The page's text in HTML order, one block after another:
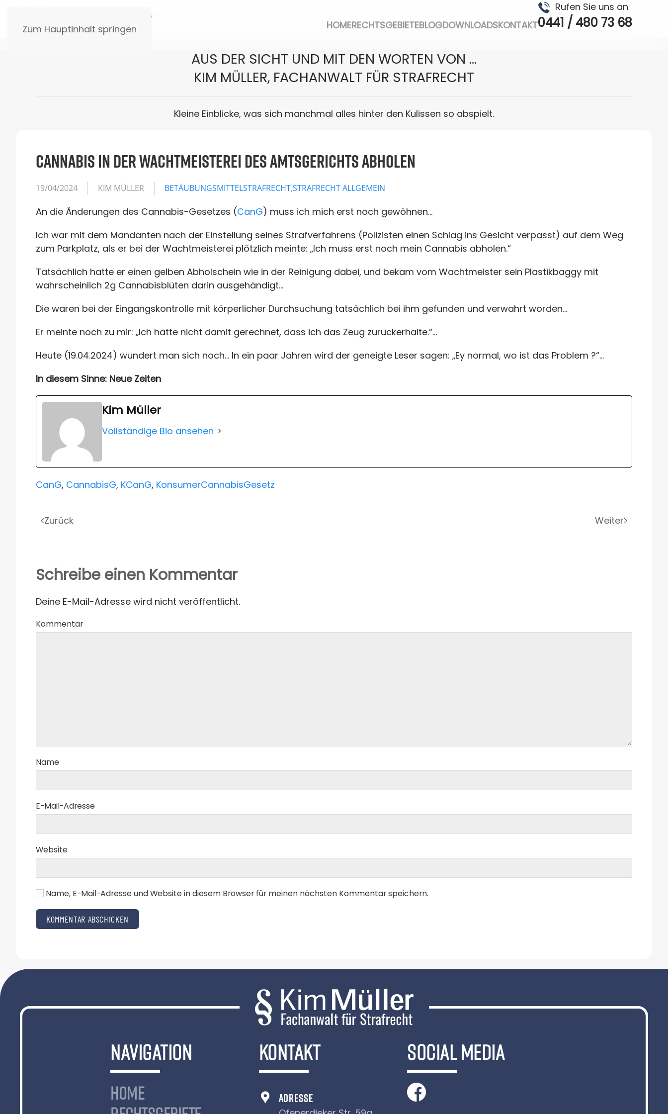
Zum Hauptinhalt springen HOMERECHTSGEBIETEBLOGDOWNLOADSKONTAKT
Rufen Sie uns an
0441 / 480 73 68
AUS DER SICHT UND MIT DEN WORTEN VON ...
KIM MÜLLER, FACHANWALT FÜR STRAFRECHT
Kleine Einblicke, was sich manchmal alles hinter den Kulissen so abspielt.
CANNABIS IN DER WACHTMEISTEREI DES AMTSGERICHTS ABHOLEN
19/04/2024 KIM MÜLLER BETÄUBUNGSMITTELSTRAFRECHT,STRAFRECHT ALLGEMEIN
An die Änderungen des Cannabis-Gesetzes (CanG) muss ich mich erst noch gewöhnen…
Ich war mit dem Mandanten nach der Einstellung seines Strafverfahrens (Polizisten einen Schlag ins Gesicht verpasst) auf dem Weg
zum Parkplatz, als er bei der Wachtmeisterei plötzlich meinte: „Ich muss erst noch mein Cannabis abholen.“
Tatsächlich hatte er einen gelben Abholschein wie in der Reinigung dabei, und bekam vom Wachtmeister sein Plastikbaggy mit
wahrscheinlich 2g Cannabisblüten darin ausgehändigt…
Die waren bei der Eingangskontrolle mit körperlicher Durchsuchung tatsächlich bei ihm gefunden und verwahrt worden…
Er meinte noch zu mir: „Ich hätte nicht damit gerechnet, dass ich das Zeug zurückerhalte.“…
Heute (19.04.2024) wundert man sich noch… In ein paar Jahren wird der geneigte Leser sagen: „Ey normal, wo ist das Problem ?“…
In diesem Sinne: Neue Zeiten
Kim Müller
Vollständige Bio ansehen
CanG, CannabisG, KCanG, KonsumerCannabisGesetz
Zurück Weiter
Schreibe einen Kommentar
Deine E-Mail-Adresse wird nicht veröffentlicht.
Kommentar
Name
E-Mail-Adresse
Website
Name, E-Mail-Adresse und Website in diesem Browser für meinen nächsten Kommentar speichern.
KOMMENTAR ABSCHICKEN
NAVIGATION
HOME
KONTAKT
ADRESSE
SOCIAL MEDIA